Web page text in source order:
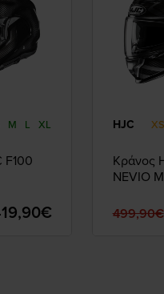
M L XL
F100
HJC XS
Κράνος
NEVIO
499,90€